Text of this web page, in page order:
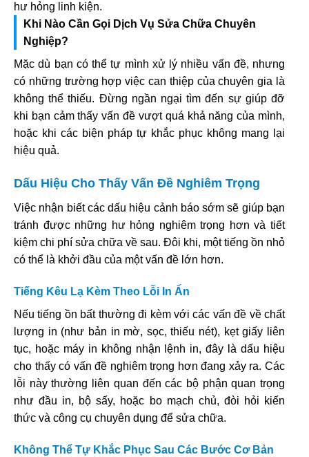
hư hỏng linh kiện.
Khi Nào Cần Gọi Dịch Vụ Sửa Chữa Chuyên
Nghiệp?
Mặc dù bạn có thể tự mình xử lý nhiều vấn đề, nhưng
có những trường hợp việc can thiệp của chuyên gia là
không thể thiếu. Đừng ngần ngại tìm đến sự giúp đỡ
khi bạn cảm thấy vấn đề vượt quá khả năng của mình,
hoặc khi các biện pháp tự khắc phục không mang lại
hiệu quả.
Dấu Hiệu Cho Thấy Vấn Đề Nghiêm Trọng
Việc nhận biết các dấu hiệu cảnh báo sớm sẽ giúp bạn
tránh được những hư hỏng nghiêm trọng hơn và tiết
kiệm chi phí sửa chữa về sau. Đôi khi, một tiếng ồn nhỏ
có thể là khởi đầu của một vấn đề lớn hơn.
Tiếng Kêu Lạ Kèm Theo Lỗi In Ấn
Nếu tiếng ồn bất thường đi kèm với các vấn đề về chất
lượng in (như bản in mờ, sọc, thiếu nét), kẹt giấy liên
tục, hoặc máy in không nhận lệnh in, đây là dấu hiệu
cho thấy có vấn đề nghiêm trọng hơn đang xảy ra. Các
lỗi này thường liên quan đến các bộ phận quan trọng
như đầu in, bộ sấy, hoặc bo mạch chủ, đòi hỏi kiến
thức và công cụ chuyên dụng để sửa chữa.
Không Thể Tự Khắc Phục Sau Các Bước Cơ Bản